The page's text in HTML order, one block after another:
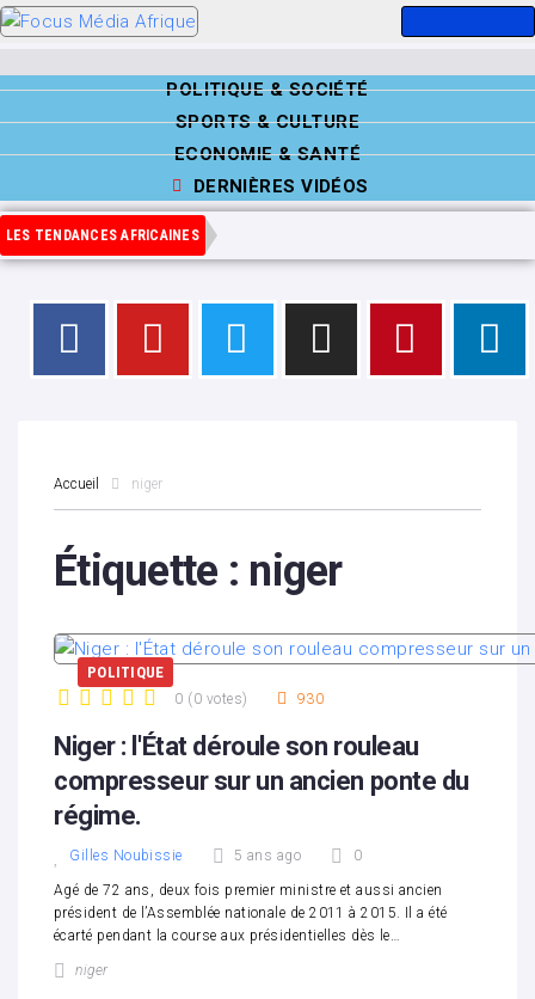
POLITIQUE & SOCIÉTÉ
SPORTS & CULTURE
ECONOMIE & SANTÉ
DERNIÈRES VIDÉOS
LES TENDANCES AFRICAINES
Accueil niger
Étiquette : niger
POLITIQUE
0 ( 0 votes) 930
Niger : l'État déroule son rouleau
compresseur sur un ancien ponte du
régime.
Gilles Noubissie 5 ans ago 0
Agé de 72 ans, deux fois premier ministre et aussi ancien
président de l’Assemblée nationale de 2011 à 2015. Il a été
écarté pendant la course aux présidentielles dès le…
niger